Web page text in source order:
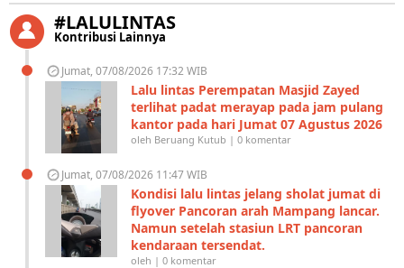
#LALULINTAS
Kontribusi Lainnya
Jumat, 07/08/2026 17:32 WIB
Lalu lintas Perempatan Masjid Zayed
terlihat padat merayap pada jam pulang
kantor pada hari Jumat 07 Agustus 2026
oleh Beruang Kutub | 0 komentar
Jumat, 07/08/2026 11:47 WIB
Kondisi lalu lintas jelang sholat jumat di
flyover Pancoran arah Mampang lancar.
Namun setelah stasiun LRT pancoran
kendaraan tersendat.
oleh | 0 komentar